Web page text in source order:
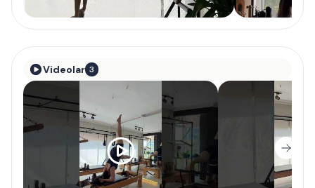
Videolar 3